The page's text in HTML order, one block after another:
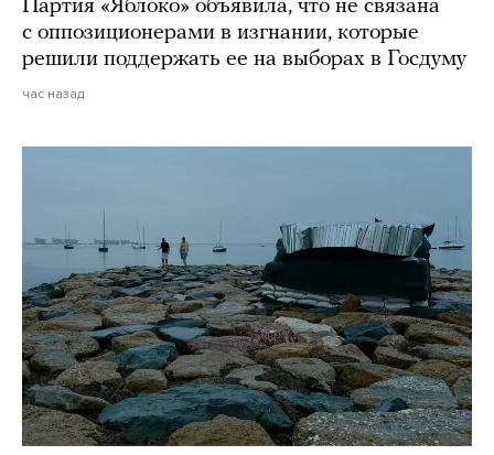
Партия «Яблоко» объявила, что не связана
с оппозиционерами в изгнании, которые
решили поддержать ее на выборах в Госдуму
час назад